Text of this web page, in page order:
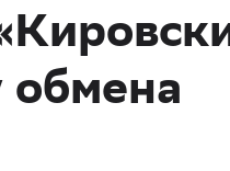
обмена